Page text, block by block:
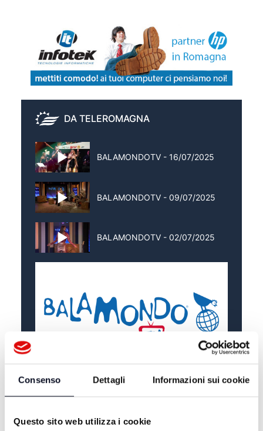
Consenso Dettagli Informazioni sui cookie
Questo sito web utilizza i cookie
DA TELEROMAGNA
BALAMONDOTV - 16/07/2025
BALAMONDOTV - 09/07/2025
BALAMONDOTV - 02/07/2025